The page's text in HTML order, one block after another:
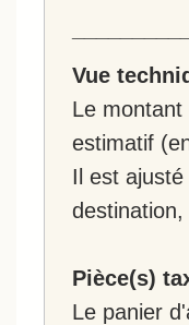
Vue
Le
estimatif
Il est
Pièce(s)
Le panier